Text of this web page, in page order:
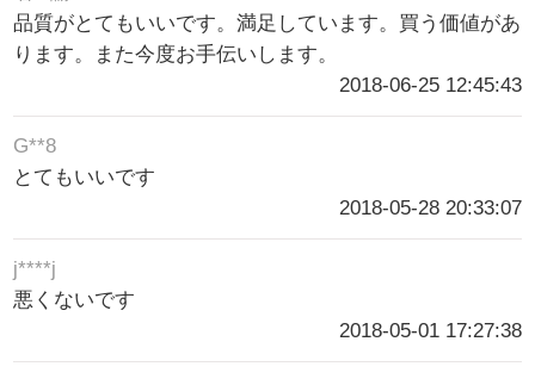
品質がとてもいいです。満足しています。買う価値があ
ります。また今度お手伝いします。
2018-06-25 12:45:43
G**8
とてもいいです
2018-05-28 20:33:07
j****j
悪くないです
2018-05-01 17:27:38